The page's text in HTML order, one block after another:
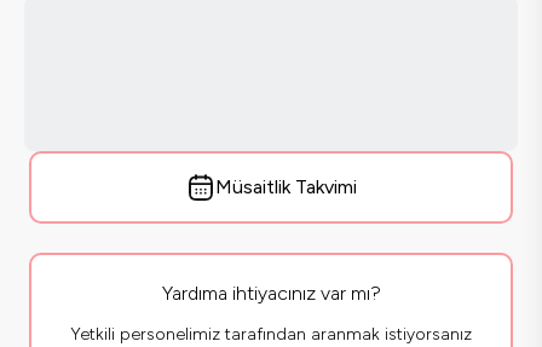
Müsaitlik Takvimi
Yardıma ihtiyacınız var mı?
Yetkili personelimiz tarafından aranmak istiyorsanız